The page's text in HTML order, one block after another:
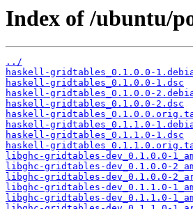
Index of /ubuntu/
../
haskell-gridtables_0.1.0.0-
haskell-gridtables_0.1.0.0-1.dsc
haskell-gridtables_0.1.0.0-
haskell-gridtables_0.1.0.0-2.dsc
haskell-
haskell-gridtables_0.1.1.0-
haskell-gridtables_0.1.1.0-1.dsc
haskell-
libghc-gridtables-dev_0.1.0.0-
libghc-gridtables-dev_0.1.0.0-
libghc-gridtables-dev_0.1.0.0-
libghc-gridtables-dev_0.1.1.0-
libghc-gridtables-dev_0.1.1.0-